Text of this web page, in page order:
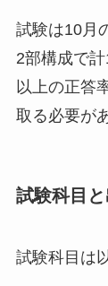
試験は10月
2部構成で
以上の正答
取る必要が
試験科目
試験科目は